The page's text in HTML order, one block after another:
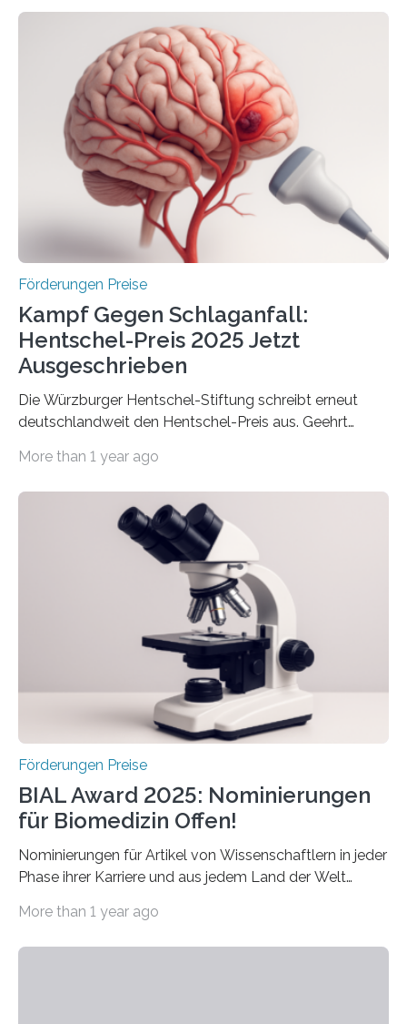
Woche vom Haushaltsausschuss freigegeben – unter
anderem zur Unterstützung der
Industrieforschungsprogramme Industrielle
Gemeinschaftsforschung (IGF), Zentrales
Innovationsprogramm Mittelstand (ZIM) und
Innovationskompetenz INNO-KOM. Auf dem
Innovationstag Mittelstand 2025 am 5. Juni 2025 in
Berlin überbrachte das Bundesministerium für
Wirtschaft und Energie eine gute Nachricht:
Überplanmäßige Verpflichtungsermächtigungen in
Förderungen Preise
Kampf Gegen Schlaganfall:
Hentschel-Preis 2025 Jetzt
Ausgeschrieben
Die Würzburger Hentschel-Stiftung schreibt erneut
deutschlandweit den Hentschel-Preis aus. Geehrt
hochrangige wissenschaftliche Publikation zum Thema
Schlaganfall“ mit Sitz in Würzburg fördert die
Schlaganfallforschung, um die Behandlung der
Betroffenen zu verbessern. Dazu schreibt sie auch in
diesem Jahr wieder deutschlandweit den Hentschel-
Preis aus. Er richtet sich gezielt an jüngere
Forscherinnen und Forscher unter 40 Jahren. Geehrt
werden soll eine herausragende Doktorarbeit oder eine
hochrangige wissenschaftliche Publikation zum Thema
More than 1 year ago
Förderungen Preise
BIAL Award 2025: Nominierungen
für Biomedizin Offen!
Nominierungen für Artikel von Wissenschaftlern in jeder
Phase ihrer Karriere und aus jedem Land der Welt
Leben gerufen, um die bemerkenswertesten
More than 1 year ago